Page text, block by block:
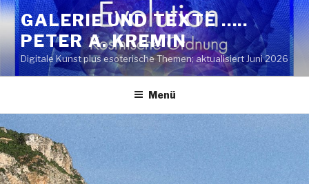
Zum
Inhalt
springen
GALERIE UND TEXTE …..
PETER A. KREMIN
Digitale Kunst plus esoterische Themen; aktualisiert Juni 2026
Menü